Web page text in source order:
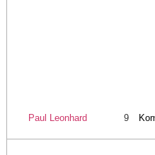
Paul Leonhard 9